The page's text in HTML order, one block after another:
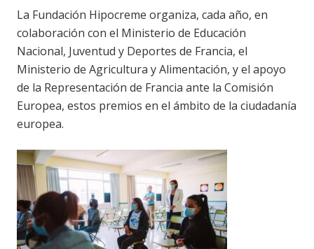
La Fundación Hipocreme organiza, cada año, en
colaboración con el Ministerio de Educación
Nacional, Juventud y Deportes de Francia, el
Ministerio de Agricultura y Alimentación, y el apoyo
de la Representación de Francia ante la Comisión
Europea, estos premios en el ámbito de la ciudadanía
europea.